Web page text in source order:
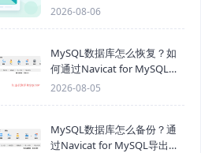
Claude、Gemini、DeepSeek
2026-08-06
MySQL数据库怎么恢复？如
何通过Navicat for MySQL导
入SQL备份文件
2026-08-05
MySQL数据库怎么备份？通
过Navicat for MySQL导出